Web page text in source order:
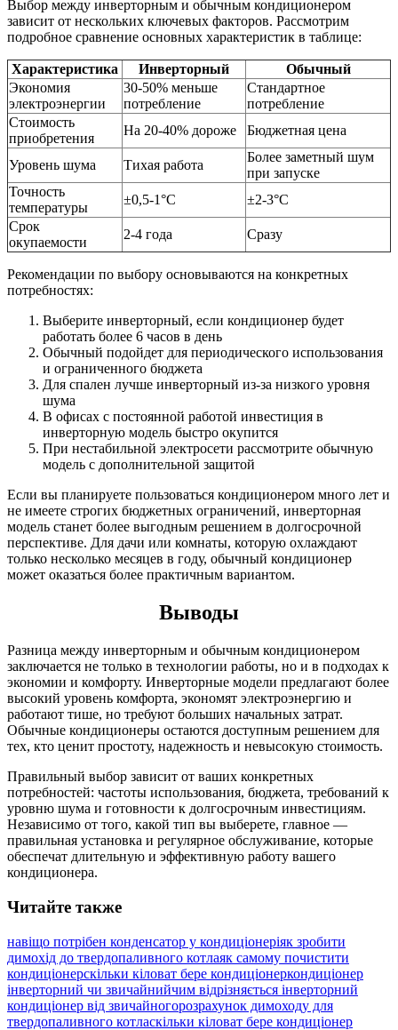
Выбор между инверторным и обычным кондиционером
зависит от нескольких ключевых факторов. Рассмотрим
подробное сравнение основных характеристик в таблице:
Характеристика Инверторный
Обычный
Экономия
электроэнергии
30-50% меньше
потребление
Стандартное
потребление
Стоимость
приобретения
На 20-40% дороже Бюджетная цена
Уровень шума Тихая работа
Более заметный шум
при запуске
Точность
температуры
±0,5-1°C
±2-3°C
Срок
окупаемости
2-4 года Сразу
Рекомендации по выбору основываются на конкретных
потребностях:
Выберите инверторный, если кондиционер будет
работать более 6 часов в день
Обычный подойдет для периодического использования
и ограниченного бюджета
Для спален лучше инверторный из-за низкого уровня
шума
В офисах с постоянной работой инвестиция в
инверторную модель быстро окупится
При нестабильной электросети рассмотрите обычную
модель с дополнительной защитой
Если вы планируете пользоваться кондиционером много лет и
не имеете строгих бюджетных ограничений, инверторная
модель станет более выгодным решением в долгосрочной
перспективе. Для дачи или комнаты, которую охлаждают
только несколько месяцев в году, обычный кондиционер
может оказаться более практичным вариантом.
Выводы
Разница между инверторным и обычным кондиционером
заключается не только в технологии работы, но и в подходах к
экономии и комфорту. Инверторные модели предлагают более
высокий уровень комфорта, экономят электроэнергию и
работают тише, но требуют больших начальных затрат.
Обычные кондиционеры остаются доступным решением для
тех, кто ценит простоту, надежность и невысокую стоимость.
Правильный выбор зависит от ваших конкретных
потребностей: частоты использования, бюджета, требований к
уровню шума и готовности к долгосрочным инвестициям.
Независимо от того, какой тип вы выберете, главное —
правильная установка и регулярное обслуживание, которые
обеспечат длительную и эффективную работу вашего
кондиционера.
Читайте также
навіщо потрібен конденсатор у кондиціонеріяк зробити
димохід до твердопаливного котлаяк самому почистити
кондиціонерскільки кіловат бере кондиціонеркондиціонер
інверторний чи звичайнийчим відрізняється інверторний
кондиціонер від звичайногорозрахунок димоходу для
твердопаливного котласкільки кіловат бере кондиціонер